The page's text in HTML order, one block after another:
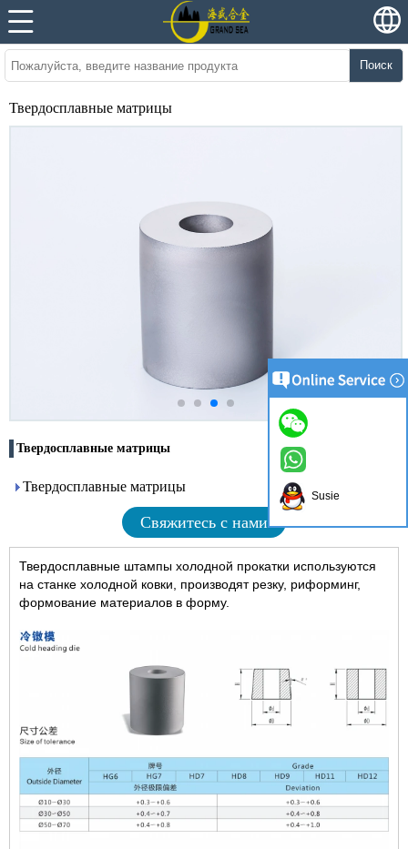
Поиск
Твердосплавные матрицы
Твердосплавные матрицы
Твердосплавные матрицы
Свяжитесь с нами
Твердосплавные штампы холодной прокатки используются
на станке холодной ковки, производят резку, риформинг,
формование материалов в форму.
Susie